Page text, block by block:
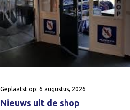
Geplaatst op: 6 augustus, 2026
Nieuws uit de shop